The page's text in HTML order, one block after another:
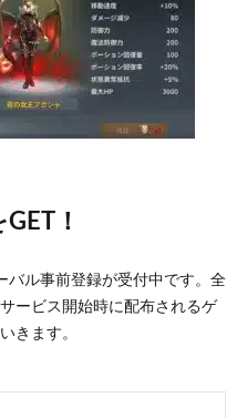
！
バル事前登録が受付中です。全
ービス開始時に配布されるゲ
きます。